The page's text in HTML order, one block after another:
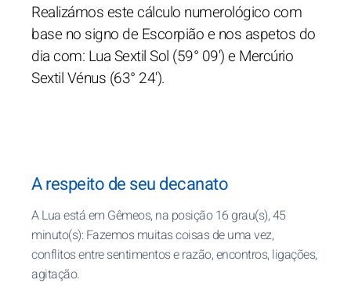
Realizámos este cálculo numerológico com
base no signo de Escorpião e nos aspetos do
dia com: Lua Sextil Sol (59° 09') e Mercúrio
Sextil Vénus (63° 24').
A respeito de seu decanato
A Lua está em Gêmeos, na posição 16 grau(s), 45
minuto(s): Fazemos muitas coisas de uma vez,
conflitos entre sentimentos e razão, encontros, ligações,
agitação.